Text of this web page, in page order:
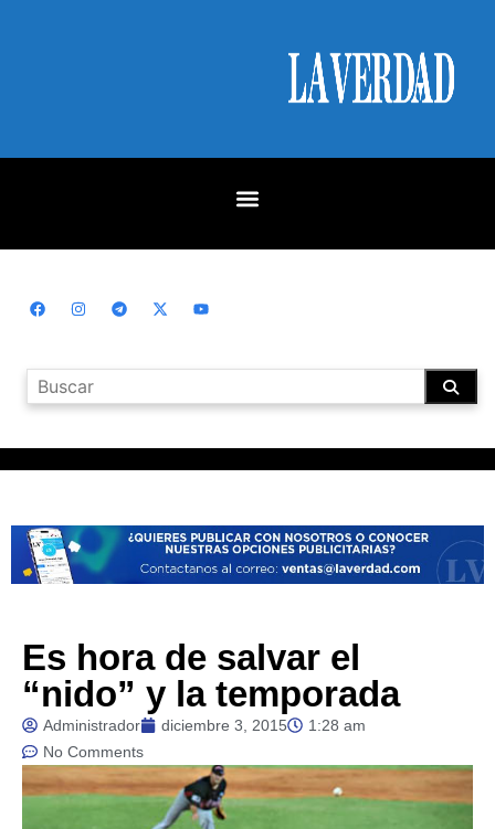
Es hora de salvar el
“nido” y la temporada
Administrador diciembre 3, 2015
1:28 am
No Comments